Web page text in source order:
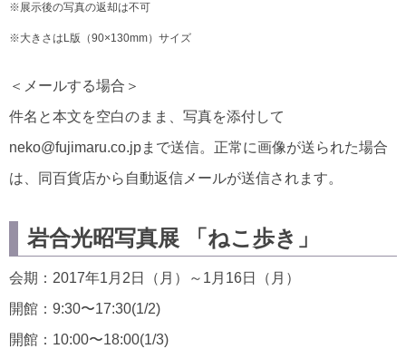
※展示後の写真の返却は不可
※大きさはL版（90×130mm）サイズ
＜メールする場合＞
件名と本文を空白のまま、写真を添付して
neko@fujimaru.co.jpまで送信。正常に画像が送られた場合
は、同百貨店から自動返信メールが送信されます。
岩合光昭写真展 「ねこ歩き」
会期：2017年1月2日（月）～1月16日（月）
開館：9:30〜17:30(1/2)
開館：10:00〜18:00(1/3)